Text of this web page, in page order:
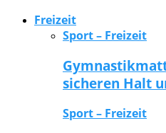
Freizeit
Sport – Freizeit
sicheren Halt
Sport – Freizeit